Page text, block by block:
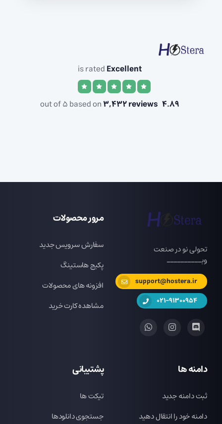
is ratedExcellent
4.89
3,432 reviews
تحولی نو در صنعت
وبــــــــــ
support@hostera.ir
021-91300954
مرور محصولات
سفارش سرویس جدید
پکیج هاستینگ
افزونه های محصولات
مشاهده کارت خرید
دامنه ها
ثبت دامنه جدید
دامنه خود را انتقال دهید
پشتیبانی
تیکت ها
جستجوی دانلودها